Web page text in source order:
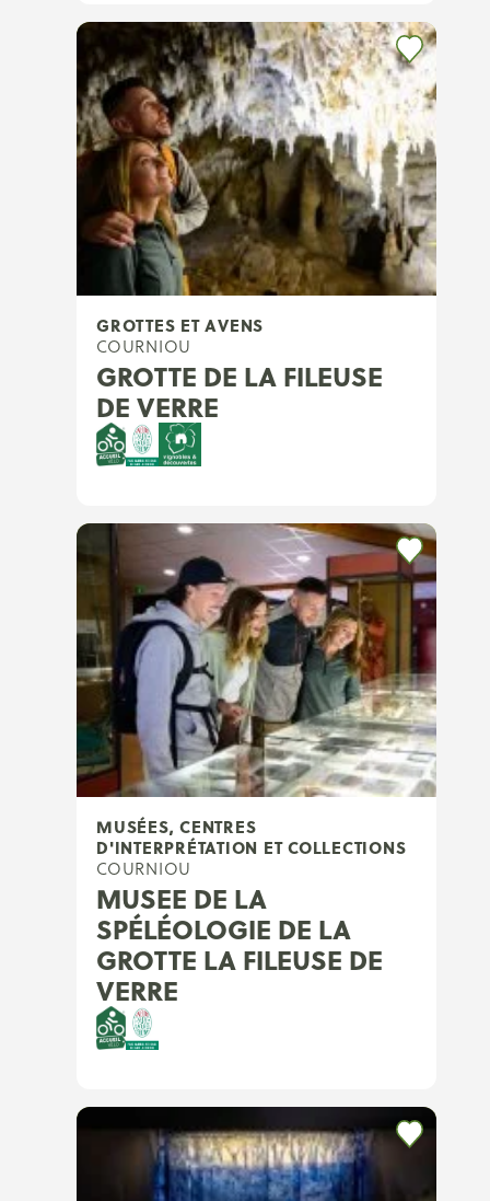
GROTTES ET AVENS
COURNIOU
GROTTE DE LA FILEUSE
DE VERRE
MUSÉES, CENTRES
D'INTERPRÉTATION ET COLLECTIONS
COURNIOU
MUSEE DE LA
SPÉLÉOLOGIE DE LA
GROTTE LA FILEUSE DE
VERRE